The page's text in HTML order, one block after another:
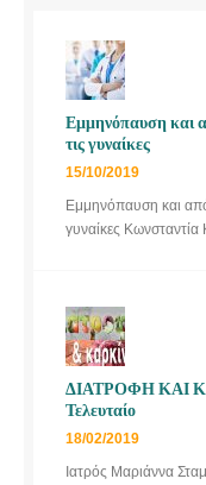
Εμμηνόπαυση και
τις γυναίκες
15/10/2019
Εμμηνόπαυση και
γυναίκες
ΔΙΑΤΡΟΦΗ ΚΑΙ
Τελευταίο
18/02/2019
Ιατρός Μαριάννα